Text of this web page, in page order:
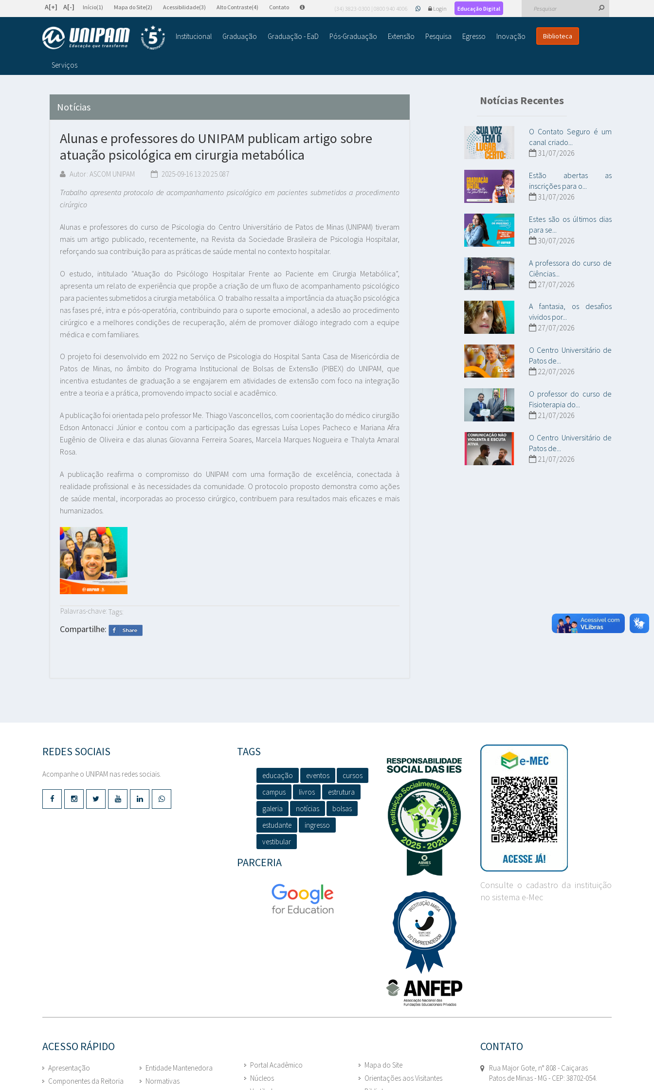
A[+] A[-] Início(1) Mapa do Site(2) Acessibilidade(3) Alto Contraste(4) Contato (34) 3823-0300 | 0800 940 4006 Login Educação Digital
Institucional Graduação Graduação - EaD Pós-Graduação Extensão Pesquisa Egresso Inovação Biblioteca
Serviços
Notícias
Alunas e professores do UNIPAM publicam artigo sobre
atuação psicológica em cirurgia metabólica
Autor: ASCOM UNIPAM 2025-09-16 13:20:25.087
Trabalho apresenta protocolo de acompanhamento psicológico em pacientes submetidos a procedimento
cirúrgico
Alunas e professores do curso de Psicologia do Centro Universitário de Patos de Minas (UNIPAM) tiveram
mais um artigo publicado, recentemente, na Revista da Sociedade Brasileira de Psicologia Hospitalar,
reforçando sua contribuição para as práticas de saúde mental no contexto hospitalar.
O estudo, intitulado “Atuação do Psicólogo Hospitalar Frente ao Paciente em Cirurgia Metabólica”,
apresenta um relato de experiência que propõe a criação de um fluxo de acompanhamento psicológico
para pacientes submetidos a cirurgia metabólica. O trabalho ressalta a importância da atuação psicológica
nas fases pré, intra e pós-operatória, contribuindo para o suporte emocional, a adesão ao procedimento
cirúrgico e a melhores condições de recuperação, além de promover diálogo integrado com a equipe
médica e com familiares.
O projeto foi desenvolvido em 2022 no Serviço de Psicologia do Hospital Santa Casa de Misericórdia de
Patos de Minas, no âmbito do Programa Institucional de Bolsas de Extensão (PIBEX) do UNIPAM, que
incentiva estudantes de graduação a se engajarem em atividades de extensão com foco na integração
entre a teoria e a prática, promovendo impacto social e acadêmico.
A publicação foi orientada pelo professor Me. Thiago Vasconcellos, com coorientação do médico cirurgião
Edson Antonacci Júnior e contou com a participação das egressas Luísa Lopes Pacheco e Mariana Afra
Eugênio de Oliveira e das alunas Giovanna Ferreira Soares, Marcela Marques Nogueira e Thalyta Amaral
Rosa.
A publicação reafirma o compromisso do UNIPAM com uma formação de excelência, conectada à
realidade profissional e às necessidades da comunidade. O protocolo proposto demonstra como ações
de saúde mental, incorporadas ao processo cirúrgico, contribuem para resultados mais eficazes e mais
humanizados.
Palavras-chave: Tags:
Compartilhe:
Notícias Recentes
O Contato Seguro é um
canal criado...
31/07/2026
Estão abertas as
inscrições para o...
31/07/2026
Estes são os últimos dias
para se...
30/07/2026
A professora do curso de
Ciências...
27/07/2026
A fantasia, os desafios
vividos por...
27/07/2026
O Centro Universitário de
Patos de...
22/07/2026
O professor do curso de
Fisioterapia do...
21/07/2026
O Centro Universitário de
Patos de...
21/07/2026
REDES SOCIAIS
Acompanhe o UNIPAM nas redes sociais.
TAGS
educação eventos
cursos
campus
livros
estrutura
galeria
notícias
bolsas
estudante
ingresso
vestibular
PARCERIA
Consulte o cadastro da instituição
no sistema e-Mec
ACESSO RÁPIDO
Apresentação
Componentes da Reitoria
Entidade Mantenedora
Normativas
Portal Acadêmico
Núcleos
Mapa do Site
Orientações aos Visitantes
CONTATO
Rua Major Gote, n° 808 - Caiçaras
Patos de Minas - MG - CEP: 38702-054.